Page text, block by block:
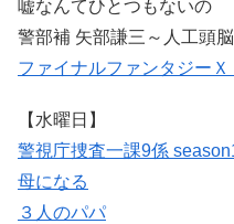
嘘なんてひとつもないの
警部補 矢部謙三～人工頭
ファイナルファンタジー
【水曜日】
警視庁捜査一課9係
母になる
３人のパパ